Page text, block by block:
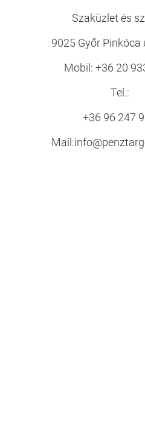
Szaküzlet és
9025 Győr
Mobil: +36 20
Tel.:
+36 96 247